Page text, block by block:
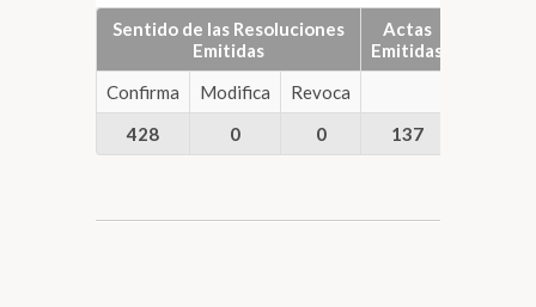
Sentido de las Resoluciones
Emitidas
Actas
Emitidas
Confirma
Modifica
Revoca
428
0 0 137